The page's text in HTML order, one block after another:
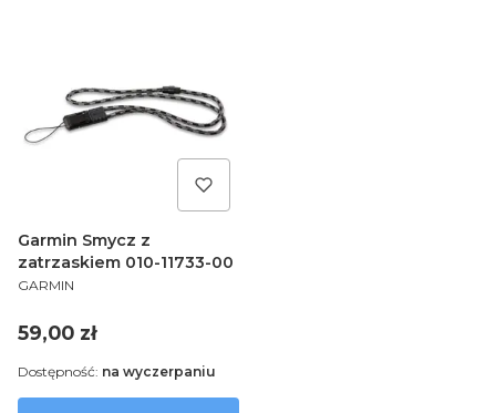
Garmin Smycz z
zatrzaskiem 010-11733-00
PRODUCENT
GARMIN
Cena
59,00 zł
Dostępność: na wyczerpaniu